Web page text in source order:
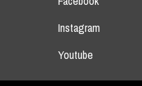
Instagram
Youtube